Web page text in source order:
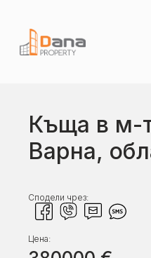
Къща в м-
Варна,
Сподели чрез:
Цена: